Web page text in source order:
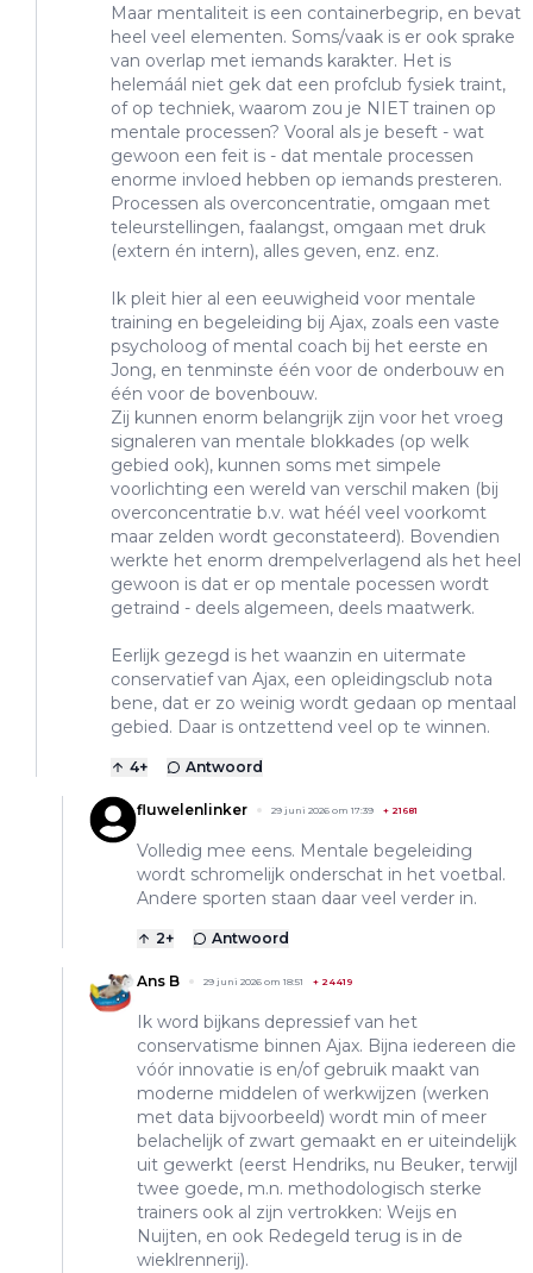
Maar mentaliteit is een containerbegrip, en bevat
heel veel elementen. Soms/vaak is er ook sprake
van overlap met iemands karakter. Het is
helemáál niet gek dat een profclub fysiek traint,
of op techniek, waarom zou je NIET trainen op
mentale processen? Vooral als je beseft - wat
gewoon een feit is - dat mentale processen
enorme invloed hebben op iemands presteren.
Processen als overconcentratie, omgaan met
teleurstellingen, faalangst, omgaan met druk
(extern én intern), alles geven, enz. enz.
Ik pleit hier al een eeuwigheid voor mentale
training en begeleiding bij Ajax, zoals een vaste
psycholoog of mental coach bij het eerste en
Jong, en tenminste één voor de onderbouw en
één voor de bovenbouw.
Zij kunnen enorm belangrijk zijn voor het vroeg
signaleren van mentale blokkades (op welk
gebied ook), kunnen soms met simpele
voorlichting een wereld van verschil maken (bij
overconcentratie b.v. wat héél veel voorkomt
maar zelden wordt geconstateerd). Bovendien
werkte het enorm drempelverlagend als het heel
gewoon is dat er op mentale pocessen wordt
getraind - deels algemeen, deels maatwerk.
Eerlijk gezegd is het waanzin en uitermate
conservatief van Ajax, een opleidingsclub nota
bene, dat er zo weinig wordt gedaan op mentaal
gebied. Daar is ontzettend veel op te winnen.
4+ Antwoord
fluwelenlinker 29 juni 2026 om 17:39 + 21681
Volledig mee eens. Mentale begeleiding
wordt schromelijk onderschat in het voetbal.
Andere sporten staan daar veel verder in.
2+ Antwoord
Ans B 29 juni 2026 om 18:51 + 24419
Ik word bijkans depressief van het
conservatisme binnen Ajax. Bijna iedereen die
vóór innovatie is en/of gebruik maakt van
moderne middelen of werkwijzen (werken
met data bijvoorbeeld) wordt min of meer
belachelijk of zwart gemaakt en er uiteindelijk
uit gewerkt (eerst Hendriks, nu Beuker, terwijl
twee goede, m.n. methodologisch sterke
trainers ook al zijn vertrokken: Weijs en
Nuijten, en ook Redegeld terug is in de
wieklrennerij).